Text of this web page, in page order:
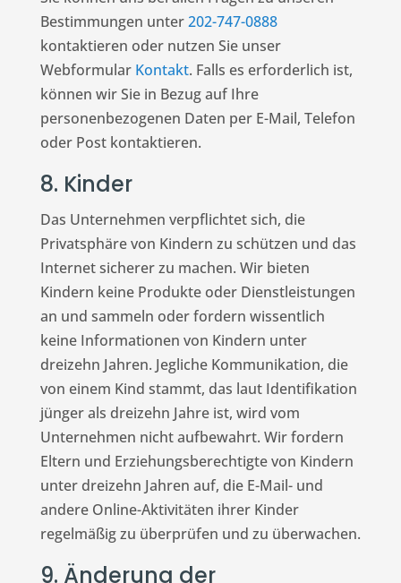
Bestimmungen unter202-747-0888
kontaktieren oder nutzen Sie unser
Webformular Kontakt. Falls es erforderlich ist,
können wir Sie in Bezug auf Ihre
personenbezogenen Daten per E-Mail, Telefon
oder Post kontaktieren.
8. Kinder
Das Unternehmen verpflichtet sich, die
Privatsphäre von Kindern zu schützen und das
Internet sicherer zu machen. Wir bieten
Kindern keine Produkte oder Dienstleistungen
an und sammeln oder fordern wissentlich
keine Informationen von Kindern unter
dreizehn Jahren. Jegliche Kommunikation, die
von einem Kind stammt, das laut Identifikation
jünger als dreizehn Jahre ist, wird vom
Unternehmen nicht aufbewahrt. Wir fordern
Eltern und Erziehungsberechtigte von Kindern
unter dreizehn Jahren auf, die E-Mail- und
andere Online-Aktivitäten ihrer Kinder
regelmäßig zu überprüfen und zu überwachen.
9. Änderung der